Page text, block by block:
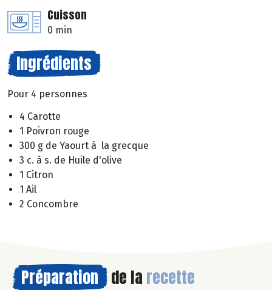
Cuisson
0 min
Ingrédients
Pour 4 personnes
4 Carotte
1 Poivron rouge
300 g de Yaourt à la grecque
3 c. à s. de Huile d'olive
1 Citron
1 Ail
2 Concombre
Préparation de la recette